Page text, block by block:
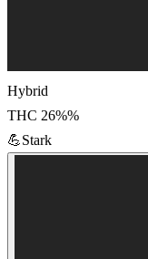
Hybrid
THC 26%%
💪Stark